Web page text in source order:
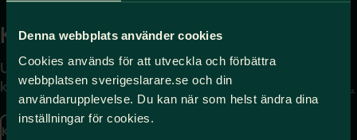
Denna webbplats använder cookies
Cookies används för att utveckla och förbättra
webbplatsen sverigeslarare.se och din
användarupplevelse. Du kan när som helst ändra dina
inställningar för cookies.
Kontakta
Uppgifter om hur du
kontaktar oss finns här.
Kontakta oss
Press
Journalist – du når oss
på press@sverigeslarare.
se